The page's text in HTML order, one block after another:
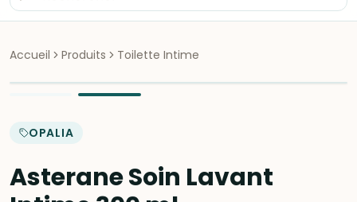
Accueil Produits Toilette Intime
OPALIA
Asterane Soin Lavant